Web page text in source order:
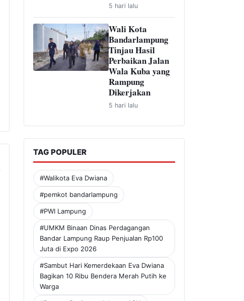
5 hari lalu
Wali Kota
Bandarlampung
Tinjau Hasil
Perbaikan Jalan
Wala Kuba yang
Rampung
Dikerjakan
5 hari lalu
TAG POPULER
#Walikota Eva Dwiana
#pemkot bandarlampung
#PWI Lampung
#UMKM Binaan Dinas Perdagangan
Bandar Lampung Raup Penjualan Rp100
Juta di Expo 2026
#Sambut Hari Kemerdekaan Eva Dwiana
Bagikan 10 Ribu Bendera Merah Putih ke
Warga